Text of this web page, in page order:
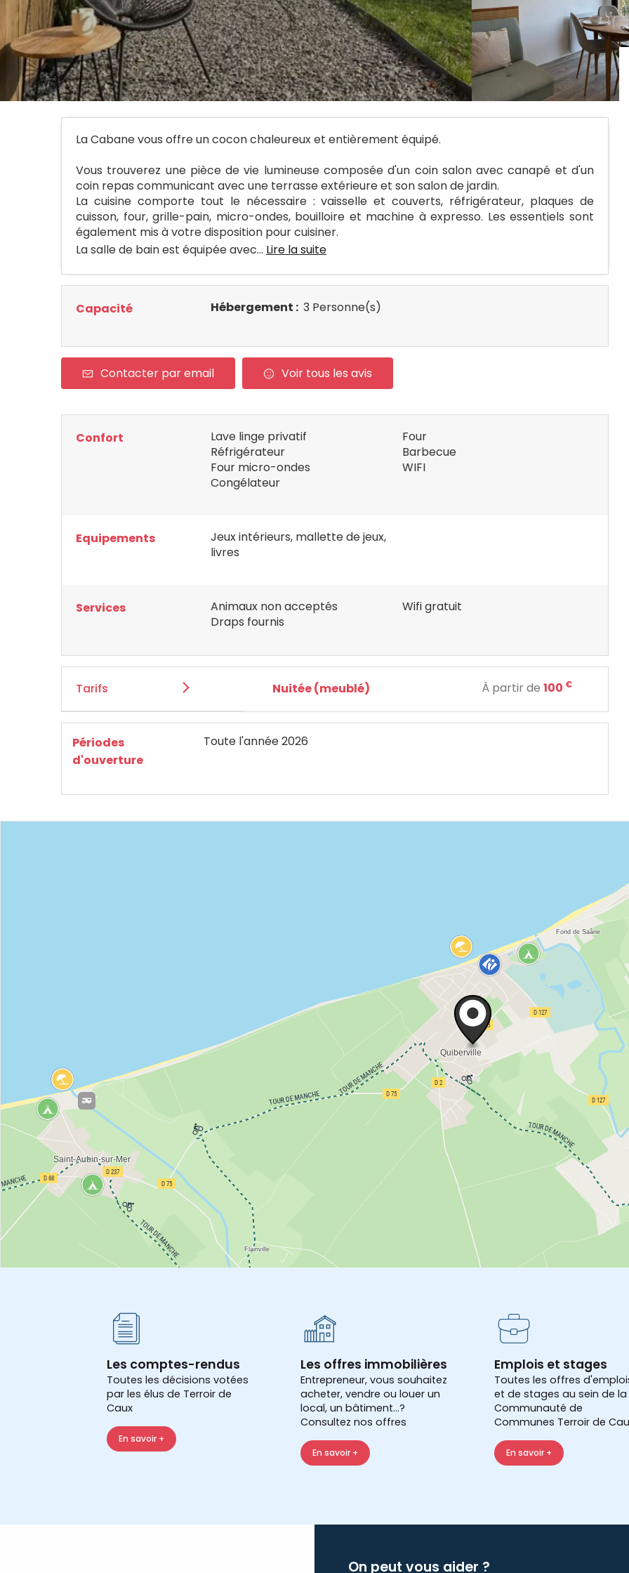
La Cabane vous offre un cocon chaleureux et entièrement équipé.
Vous trouverez une pièce de vie lumineuse composée d'un coin salon avec canapé et d'un
coin repas communicant avec une terrasse extérieure et son salon de jardin.
La cuisine comporte tout le nécessaire : vaisselle et couverts, réfrigérateur, plaques de
cuisson, four, grille-pain, micro-ondes, bouilloire et machine à expresso. Les essentiels sont
également mis à votre disposition pour cuisiner.
La salle de bain est équipée avec... Lire la suite
Capacité Hébergement : 3 Personne(s)
Contacter par email Voir tous les avis
Confort
Lave linge privatif
Réfrigérateur
Four micro-ondes
Congélateur
Four
Barbecue
WIFI
Equipements
Jeux intérieurs, mallette de jeux,
livres
Services
Animaux non acceptés
Draps fournis
Wifi gratuit
Tarifs Nuitée (meublé) À partir de100 €
Périodes
d'ouverture
Toute l'année 2026
Les comptes-rendus
Toutes les décisions votées
par les élus de Terroir de
Caux
En savoir +
Les offres immobilières
Entrepreneur, vous souhaitez
acheter, vendre ou louer un
local, un bâtiment...?
Consultez nos offres
En savoir +
Emplois et stages
Toutes les offres
et de stages au sein de la
Communauté de
Communes Terroir de
En savoir +
On peut vous aider ?